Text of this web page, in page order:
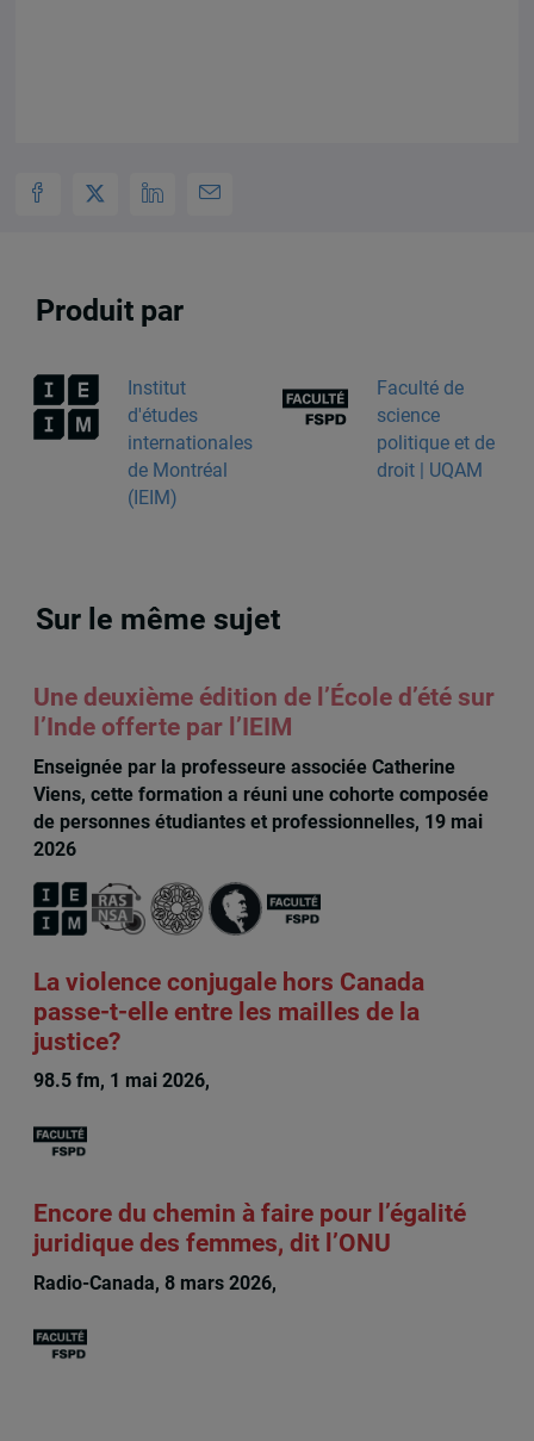
Produit par
Institut
d'études
internationales
de Montréal
(IEIM)
Faculté de
science
politique et de
droit | UQAM
Sur le même sujet
Une deuxième édition de l’École d’été sur
l’Inde offerte par l’IEIM
Enseignée par la professeure associée Catherine
Viens, cette formation a réuni une cohorte composée
de personnes étudiantes et professionnelles, 19 mai
2026
La violence conjugale hors Canada
passe-t-elle entre les mailles de la
justice?
98.5 fm, 1 mai 2026,
Encore du chemin à faire pour l’égalité
juridique des femmes, dit l’ONU
Radio-Canada, 8 mars 2026,